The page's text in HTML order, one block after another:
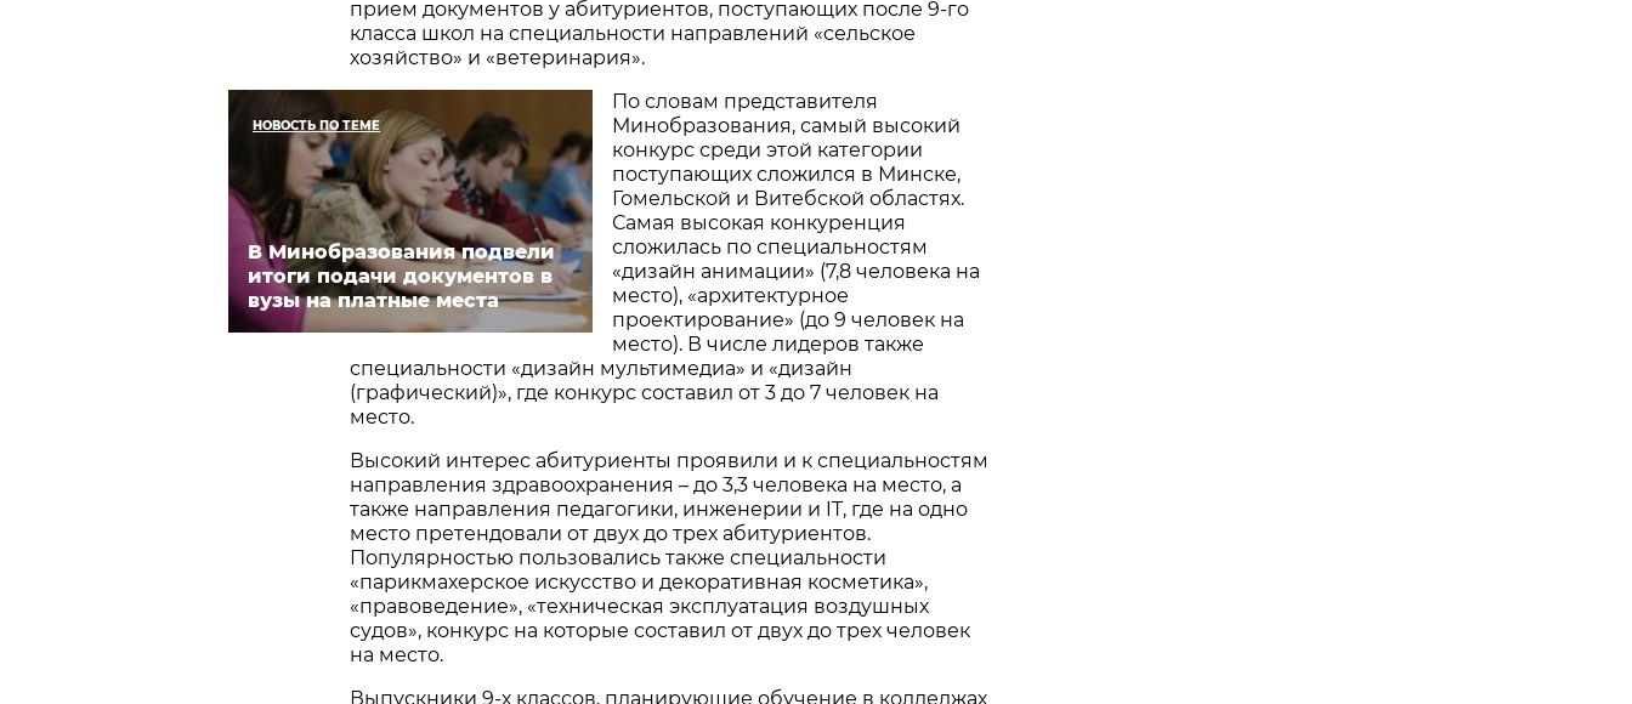
прием документов у абитуриентов, поступающих после 9-го
класса школ на специальности направлений «сельское
хозяйство» и «ветеринария».
НОВОСТЬ ПО ТЕМЕ
В Минобразования подвели
итоги подачи документов в
вузы на платные места
По словам представителя
Минобразования, самый высокий
конкурс среди этой категории
поступающих сложился в Минске,
Гомельской и Витебской областях.
Самая высокая конкуренция
сложилась по специальностям
«дизайн анимации» (7,8 человека на
место), «архитектурное
проектирование» (до 9 человек на
место). В числе лидеров также
специальности «дизайн мультимедиа» и «дизайн
(графический)», где конкурс составил от 3 до 7 человек на
место.
Высокий интерес абитуриенты проявили и к специальностям
направления здравоохранения – до 3,3 человека на место, а
также направления педагогики, инженерии и IT, где на одно
место претендовали от двух до трех абитуриентов.
Популярностью пользовались также специальности
«парикмахерское искусство и декоративная косметика»,
«правоведение», «техническая эксплуатация воздушных
судов», конкурс на которые составил от двух до трех человек
на место.
Выпускники 9-х классов, планирующие обучение в колледжах